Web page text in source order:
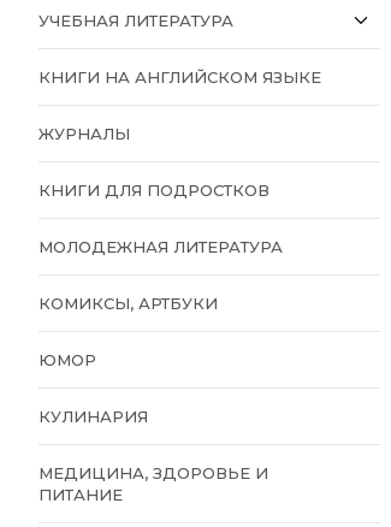
УЧЕБНАЯ ЛИТЕРАТУРА
КНИГИ НА АНГЛИЙСКОМ ЯЗЫКЕ
ЖУРНАЛЫ
КНИГИ ДЛЯ ПОДРОСТКОВ
МОЛОДЕЖНАЯ ЛИТЕРАТУРА
КОМИКСЫ, АРТБУКИ
ЮМОР
КУЛИНАРИЯ
МЕДИЦИНА, ЗДОРОВЬЕ И
ПИТАНИЕ